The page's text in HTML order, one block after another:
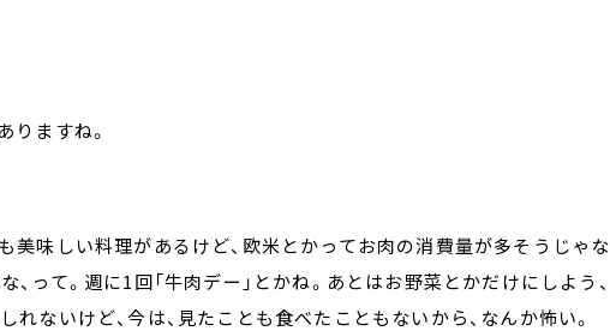
りますね。
美味しい料理があるけど、欧米とかってお肉の消費量が多そうじゃな
って。週に1回「牛肉デー」とかね。あとはお野菜とかだけにしよう、
れないけど、今は、見たことも食べたこともないから、なんか怖い。